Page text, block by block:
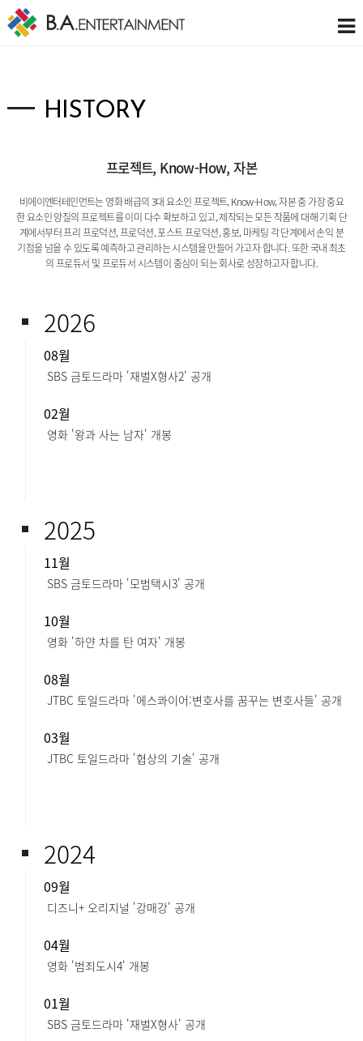
HISTORY
프로젝트, Know-How, 자본
비에이엔터테인먼트는 영화 배급의 3대 요소인 프로젝트, Know-How, 자본 중 가장 중요
한 요소인 양질의 프로젝트를 이미 다수 확보하고 있고,제작되는 모든 작품에 대해 기획 단
계에서부터 프리 프로덕션, 프로덕션, 포스트 프로덕션, 홍보, 마케팅 각 단계에서 손익 분
기점을 넘을 수 있도록 예측하고 관리하는 시스템을 만들어 가고자 합니다. 또한 국내 최초
의 프로듀서 및 프로듀서 시스템이 중심이 되는 회사로 성장하고자 합니다.
2026
08월
SBS 금토드라마 '재벌X형사2' 공개
02월
영화 '왕과 사는 남자' 개봉
2025
11월
SBS 금토드라마 '모범택시3' 공개
10월
영화 '하얀 차를 탄 여자' 개봉
08월
JTBC 토일드라마 '에스콰이어:변호사를 꿈꾸는 변호사들' 공개
03월
JTBC 토일드라마 '협상의 기술' 공개
2024
09월
디즈니+ 오리지널 '강매강' 공개
04월
영화 '범죄도시4' 개봉
01월
SBS 금토드라마 '재벌X형사' 공개